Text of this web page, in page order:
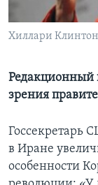
Learning English
Языки
Хиллари Клинтон
Редакционный
зрения
Госсекретарь
в Иране
особенности